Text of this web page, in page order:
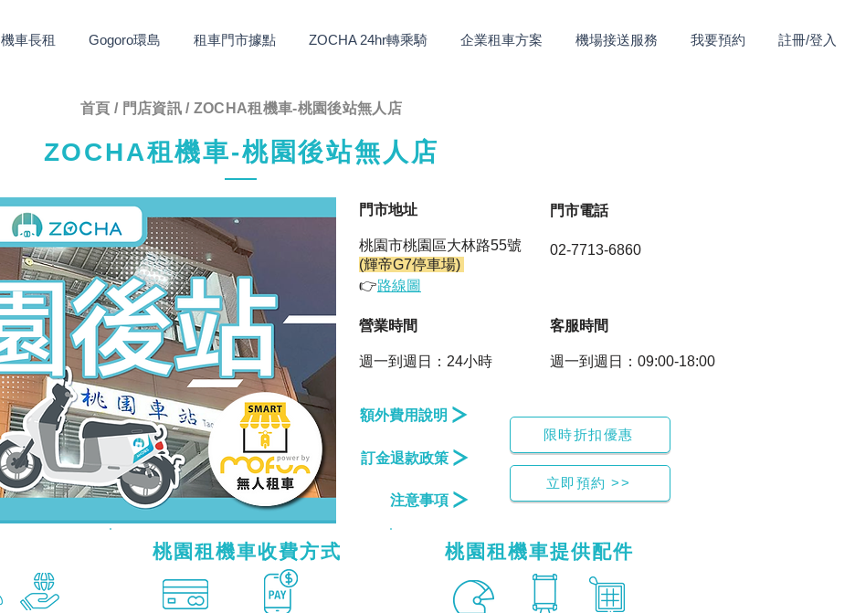
機車長租 Gogoro環島 租車門市據點 ZOCHA 24hr轉乘騎 企業租車方案 機場接送服務 我要預約 註冊/登入
首頁 / 門店資訊/ ZOCHA租機車-桃園後站無人店
ZOCHA租機車-桃園後站無人店
google地圖
​門市地址
桃園市桃園區大林路55號
(輝帝G7停車場)
👉路線圖
​門市電話
02-7713-6860
​營業時間
週一到週日：24小時
​客服時間
週一到週日：09:00-18:00
額外費用說明
訂金退款政策
注意事項
限時折扣優惠
立即預約 >>
桃園租機車收費方式 桃園租機車提供配件